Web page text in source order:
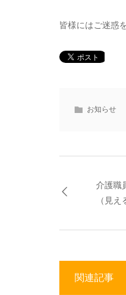
皆様にはご迷惑
お知らせ
介護職
（見え
関連記事